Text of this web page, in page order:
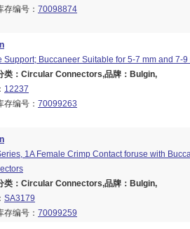
存编号： 70098874
Support; Buccaneer Suitable for 5-7 mm and 7-
类：Circular Connectors,品牌：Bulgin,
12237
存编号： 70099263
1A Female Crimp Contact foruse with
类：Circular Connectors,品牌：Bulgin,
SA3179
存编号： 70099259